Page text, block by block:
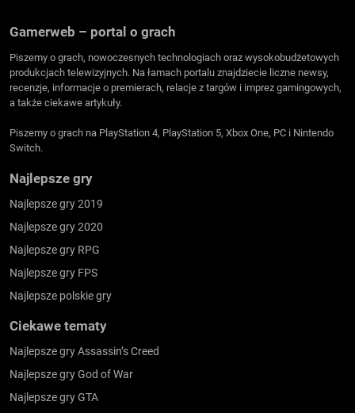
Gamerweb – portal o grach
Piszemy o grach, nowoczesnych technologiach oraz wysokobudżetowych
produkcjach telewizyjnych. Na łamach portalu znajdziecie liczne newsy,
recenzje, informacje o premierach, relacje z targów i imprez gamingowych,
a także ciekawe artykuły.
Piszemy o grach na PlayStation 4, PlayStation 5, Xbox One, PC i Nintendo
Switch.
Najlepsze gry
Najlepsze gry 2019
Najlepsze gry 2020
Najlepsze gry RPG
Najlepsze gry FPS
Najlepsze polskie gry
Ciekawe tematy
Najlepsze gry Assassin’s Creed
Najlepsze gry God of War
Najlepsze gry GTA